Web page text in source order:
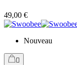
49,00 €
Nouveau
